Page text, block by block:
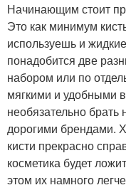
Начинающим стоит
Это как минимум
используешь и
понадобится две
набором или по
мягкими и удобными
необязательно брать
дорогими брендами.
кисти прекрасно
косметика будет
этом их намного